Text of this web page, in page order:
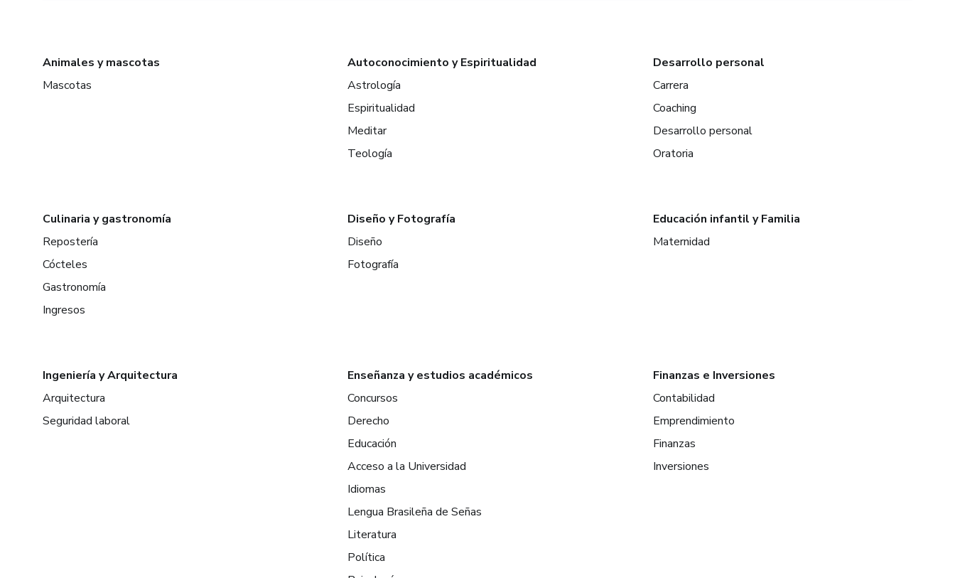
Animales y mascotas
Mascotas
Autoconocimiento y Espiritualidad
Astrología
Espiritualidad
Meditar
Teología
Desarrollo personal
Carrera
Coaching
Desarrollo personal
Oratoria
Culinaria y gastronomía
Repostería
Cócteles
Gastronomía
Ingresos
Diseño y Fotografía
Diseño
Fotografía
Educación infantil y Familia
Maternidad
Ingeniería y Arquitectura
Arquitectura
Seguridad laboral
Enseñanza y estudios académicos
Concursos
Derecho
Educación
Acceso a la Universidad
Idiomas
Lengua Brasileña de Señas
Literatura
Política
Finanzas e Inversiones
Contabilidad
Emprendimiento
Finanzas
Inversiones